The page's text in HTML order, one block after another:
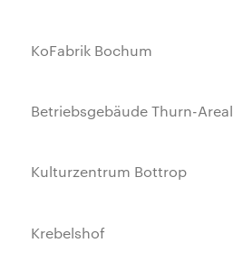
KoFabrik Bochum
Betriebsgebäude Thurn-Areal
Kulturzentrum Bottrop
Krebelshof